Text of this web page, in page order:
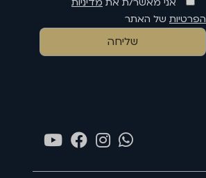
הפרטיות של האתר